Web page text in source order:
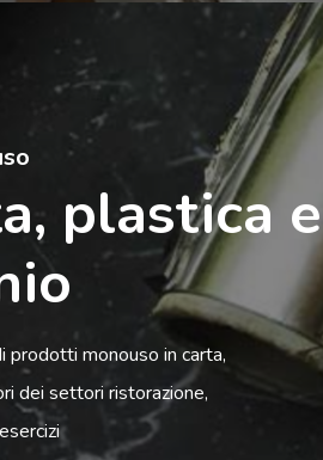
plastica e
prodotti monouso in carta,
dei settori ristorazione,